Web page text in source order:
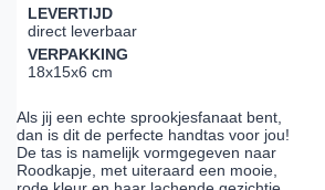
LEVERTIJD
direct leverbaar
VERPAKKING
18x15x6 cm
Als jij een echte sprookjesfanaat bent,
dan is dit de perfecte handtas voor jou!
De tas is namelijk vormgegeven naar
Roodkapje, met uiteraard een mooie,